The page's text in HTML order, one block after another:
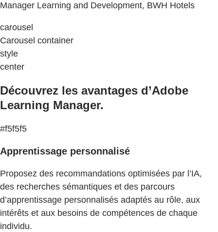
Manager Learning and Development, BWH Hotels
carousel
Carousel container
style
center
Découvrez les avantages d’Adobe
Learning Manager.
#f5f5f5
Apprentissage personnalisé
Proposez des recommandations optimisées par l’IA,
des recherches sémantiques et des parcours
d’apprentissage personnalisés adaptés au rôle, aux
intérêts et aux besoins de compétences de chaque
individu.